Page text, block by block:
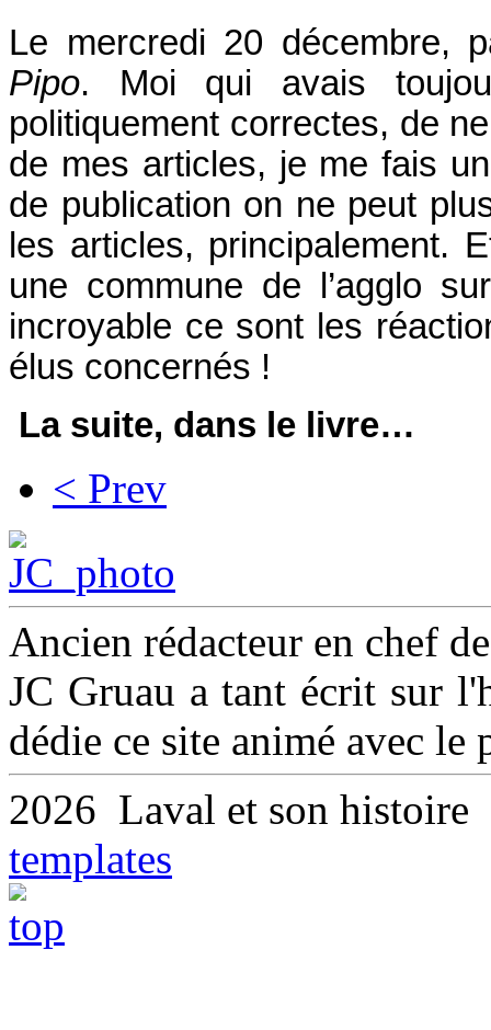
Le mercredi 20 décembre,
Pipo. Moi qui avais
politiquement correctes, de
de mes articles, je me fais
de publication on ne peut
les articles, principalement.
une commune de l’agglo
incroyable ce sont les
élus concernés !
La suite, dans le livre…
< Prev
Ancien rédacteur en chef
JC Gruau a tant écrit sur
dédie ce site animé avec
2026 Laval et son
templates